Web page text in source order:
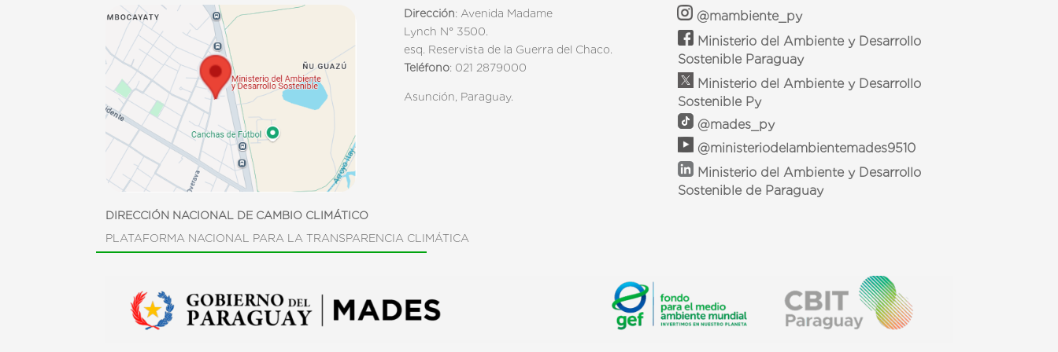
Dirección: Avenida Madame
Lynch N° 3500.
esq. Reservista de la Guerra del Chaco.
Teléfono: 021 2879000
Asunción, Paraguay.
@mambiente_py
Ministerio del Ambiente y Desarrollo
Sostenible Paraguay
Ministerio del Ambiente y Desarrollo
Sostenible Py
@mades_py
@ministeriodelambientemades9510
Ministerio del Ambiente y Desarrollo
Sostenible de Paraguay
DIRECCIÓN NACIONAL DE CAMBIO CLIMÁTICO
PLATAFORMA NACIONAL PARA LA TRANSPARENCIA CLIMÁTICA